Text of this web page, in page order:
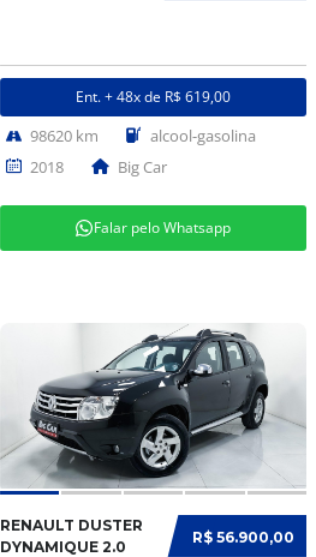
Ent. + 48x de R$ 619,00
98620 km
alcool-gasolina
2018
Big Car
Falar pelo Whatsapp
R$ 56.900,00
RENAULT DUSTER
DYNAMIQUE 2.0